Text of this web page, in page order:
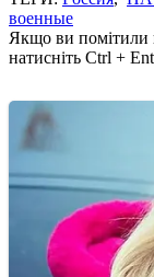
военные
Якщо ви помітили
натисніть Ctrl +